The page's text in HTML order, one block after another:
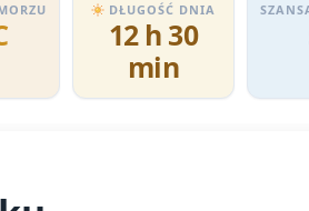
DŁUGOŚĆ DNIA
12 h 30
min